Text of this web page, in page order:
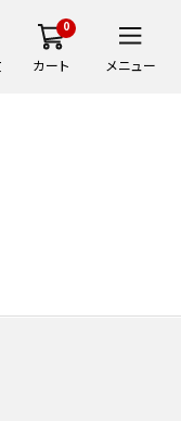
0
カート メニュー